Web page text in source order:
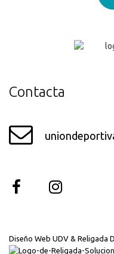
Contacta
Diseño Web UDV & Religada